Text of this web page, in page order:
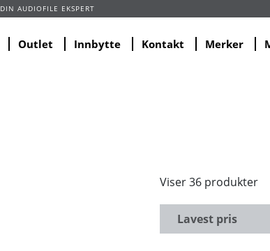
DIN AUDIOFILE EKSPERT
Outlet Innbytte Kontakt Merker
Viser 36 produkter